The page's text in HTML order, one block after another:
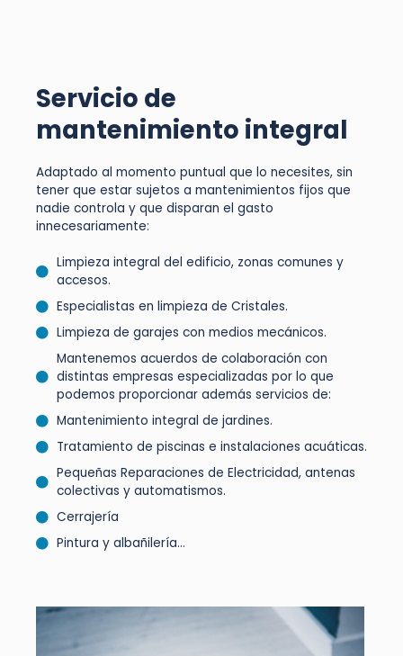
Servicio de
mantenimiento integral
Adaptado al momento puntual que lo necesites, sin
tener que estar sujetos a mantenimientos fijos que
nadie controla y que disparan el gasto
innecesariamente:
Limpieza integral del edificio, zonas comunes y
accesos.
Especialistas en limpieza de Cristales.
Limpieza de garajes con medios mecánicos.
Mantenemos acuerdos de colaboración con
distintas empresas especializadas por lo que
podemos proporcionar además servicios de:
Mantenimiento integral de jardines.
Tratamiento de piscinas e instalaciones acuáticas.
Pequeñas Reparaciones de Electricidad, antenas
colectivas y automatismos.
Cerrajería
Pintura y albañilería…